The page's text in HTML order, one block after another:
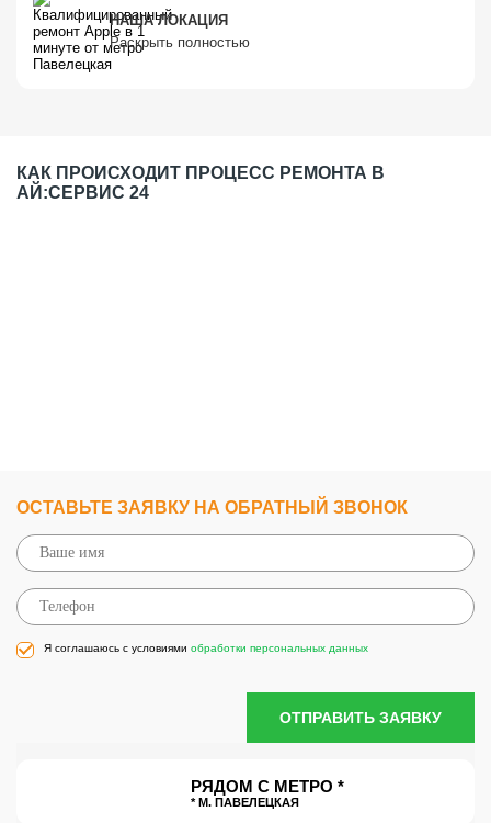
НАША ЛОКАЦИЯ
Раскрыть полностью
КАК ПРОИСХОДИТ ПРОЦЕСС РЕМОНТА В
АЙ:СЕРВИС 24
ОСТАВЬТЕ ЗАЯВКУ НА ОБРАТНЫЙ ЗВОНОК
Я соглашаюсь с условиями обработки персональных данных
ОТПРАВИТЬ ЗАЯВКУ
РЯДОМ С МЕТРО *
* М. ПАВЕЛЕЦКАЯ